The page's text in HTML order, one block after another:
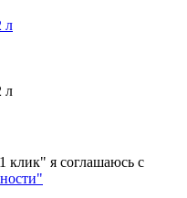
л
л
клик" я соглашаюсь с